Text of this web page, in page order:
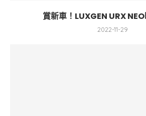
賞新車！LUXGEN URX
2022-11-29